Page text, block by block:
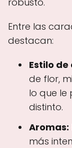
Entre las
destacan:
Estilo
de flor,
lo que
distinto.
Aromas:
más